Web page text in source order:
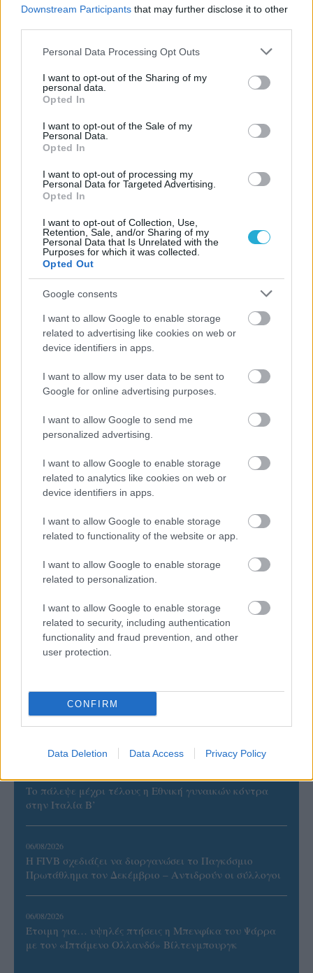
Downstream Participants that may further disclose it to other
Please note that this website/app uses one or more Google
not limited to your visit or usage behaviour. You may click to
grant or deny consent to Google and its third-party tags to
use your data for below specified purposes in below Google
consent section.
Personal Data Processing Opt Outs
I want to opt-out of the Sharing of my
personal data.
Opted In
I want to opt-out of the Sale of my
Personal Data.
Opted In
I want to opt-out of processing my
Personal Data for Targeted Advertising.
Opted In
I want to opt-out of Collection, Use,
Retention, Sale, and/or Sharing of my
Personal Data that Is Unrelated with the
Purposes for which it was collected.
Opted Out
Google consents
I want to allow Google to enable storage
related to advertising like cookies on web or
device identifiers in apps.
I want to allow my user data to be sent to
Google for online advertising purposes.
I want to allow Google to send me
personalized advertising.
I want to allow Google to enable storage
related to analytics like cookies on web or
device identifiers in apps.
I want to allow Google to enable storage
related to functionality of the website or app.
I want to allow Google to enable storage
related to personalization.
I want to allow Google to enable storage
related to security, including authentication
functionality and fraud prevention, and other
user protection.
CONFIRM
Data Deletion Data Access Privacy Policy
ηθέση στο CEV Cup (1): 2009-2010
θέση στο CEV Cup (1): 2010-2011
θέση Πρωτάθλημα Ευρώπης U19 γυναικών (1): 2010
ΡΟΗ ΕΙΔΗΣΕΩΝ
09/08/2026
Φοίνικας Σύρου: Ο Δεναξάς άμεσος συνεργάτης του
08/08/2026
Δείπνο της ΕΟΠΕ προς τιμήν του Ισίδωρου Κούβελου
«Αντίο» με ήττα για τις διεθνείς μας στο τουρνουά του
Το πάλεψε μέχρι τέλους η Εθνική γυναικών κόντρα
στην Ιταλία Β’
06/08/2026
Η FIVB σχεδιάζει να διοργανώσει το Παγκόσμιο
Πρωτάθλημα τον Δεκέμβριο – Αντιδρούν οι σύλλογοι
06/08/2026
Έτοιμη για… υψηλές πτήσεις η Μπενφίκα του Ψάρρα
με τον «Ιπτάμενο Ολλανδό» Βίλτενμπουργκ